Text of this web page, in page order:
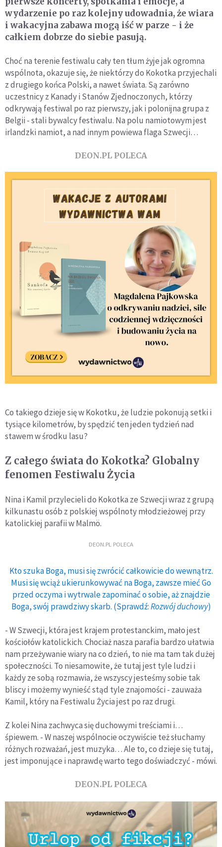
wydarzenie po raz kolejny udowadnia, że wiara
i wakacyjna zabawa mogą iść w parze - i że
całkiem dobrze do siebie pasują.
Choć na terenie festiwalu cały ten tłum żyje jak ogromna
wspólnota, okazuje się, że niektórzy do Kokotka przyjechali
z drugiego końca Polski, a nawet świata. Są zarówno
uczestnicy z Kanady i Stanów Zjednoczonych, którzy
odkrywają festiwal po raz pierwszy, jak i polonijna grupa z
Belgii - stali bywalcy festiwalu. Na polu namiotowym jest
irlandzki namiot, a nad innym powiewa flaga Szwecji…
DEON.PL POLECA
Co takiego dzieje się w Kokotku, że ludzie pokonują setki i
tysiące kilometrów, by spędzić ten jeden tydzień nad
stawem w środku lasu?
Z całego świata do Kokotka? Globalny
fenomen Festiwalu Życia
Nina i Kamil przylecieli do Kokotka ze Szwecji wraz z grupą
kilkunastu osób z polskiej wspólnoty młodzieżowej przy
katolickiej parafii w Malmö.
DEON.PL POLECA
Kto szuka Boga, musi się zwrócić całkowicie do wewnątrz.
Musi się wciąż ukierunkowywać na Boga, zawsze mieć Go
przed oczyma i wytrwale zapominać o sobie, aż znajdzie
Boga, swój prawdziwy skarb. (Sprawdź:Rozwój duchowy)
- W Szwecji, która jest krajem protestanckim, mało jest
kościołów katolickich. Chociaż nasza parafia bardzo ułatwia
nam przeżywanie wiary na co dzień, to nie ma tam tak dużej
społeczności. To niesamowite, że tutaj jest tyle ludzi i
każdy ze sobą rozmawia, że wszyscy jesteśmy sobie tak
bliscy i możemy wynieść stąd tyle znajomości - zauważa
Kamil, który na Festiwalu Życia jest po raz drugi.
Z kolei Nina zachwyca się duchowymi treściami i…
śpiewem. - W naszej wspólnocie oczywiście też słuchamy
różnych rozważań, jest muzyka… Ale to, co dzieje się tutaj,
jest imponujące i naprawdę warto tego doświadczyć - mówi.
DEON.PL POLECA